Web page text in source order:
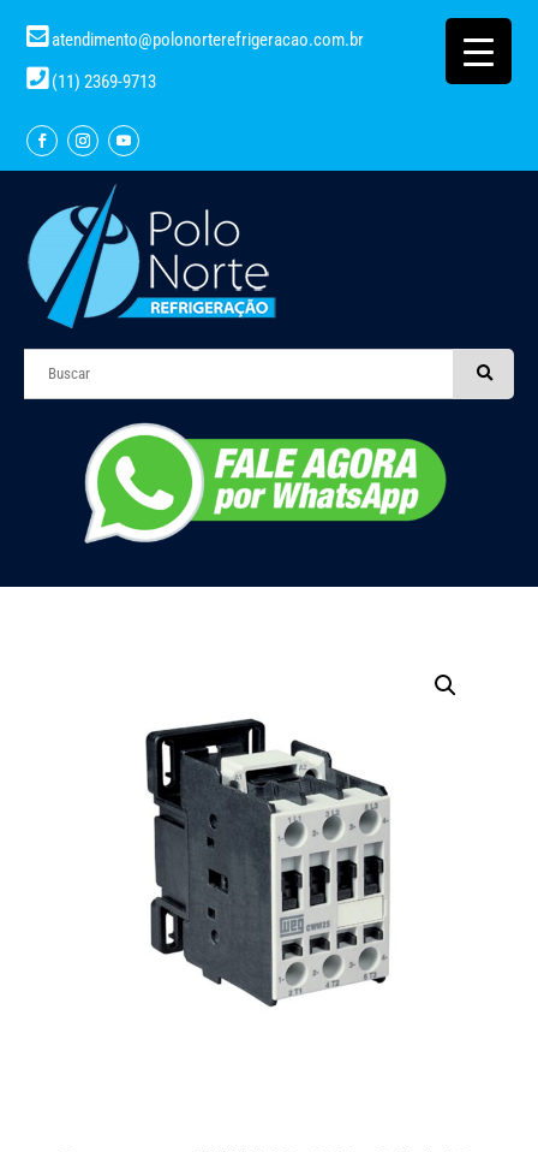
atendimento@polonorterefrigeracao.com.br
(11) 2369-9713